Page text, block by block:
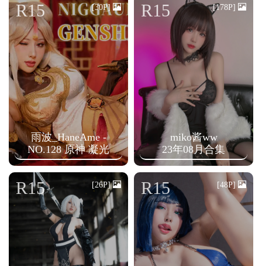
雨波_HaneAme -
NO.128 原神 凝光
R15 [30P]
miko酱ww
23年08月合集
R15 [178P]
R15 [26P] R15 [48P]